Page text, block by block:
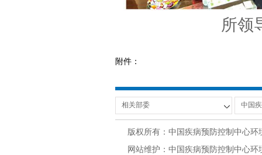
所领
附件：
版权所有：中国疾病预防控制中心环
网站维护：中国疾病预防控制中心